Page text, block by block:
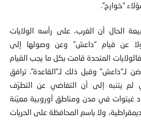
“خوارج”.
الحال أن الغرب، على رأسه الولايات
عن قيام “داعش” وعن وصولها إلى
المتحدة قامت بكل ما يجب القيام
لـ“داعش” وقبل ذلك لـ“القاعدة”. ترافق
لم يتنبه إلى أن التغاضي عن التطرّف
غيتوات في مدن ومناطق أوروبية معيّنة
ولا باسم المحافظة على الحريات